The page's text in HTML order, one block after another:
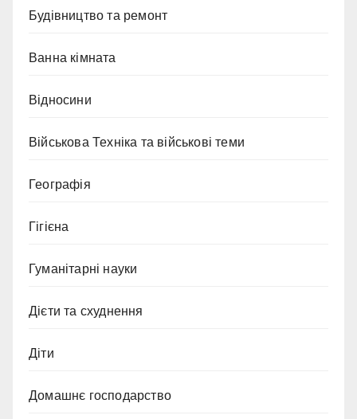
Будівництво та ремонт
Ванна кімната
Відносини
Військова Техніка та військові теми
Географія
Гігієна
Гуманітарні науки
Дієти та схуднення
Діти
Домашнє господарство